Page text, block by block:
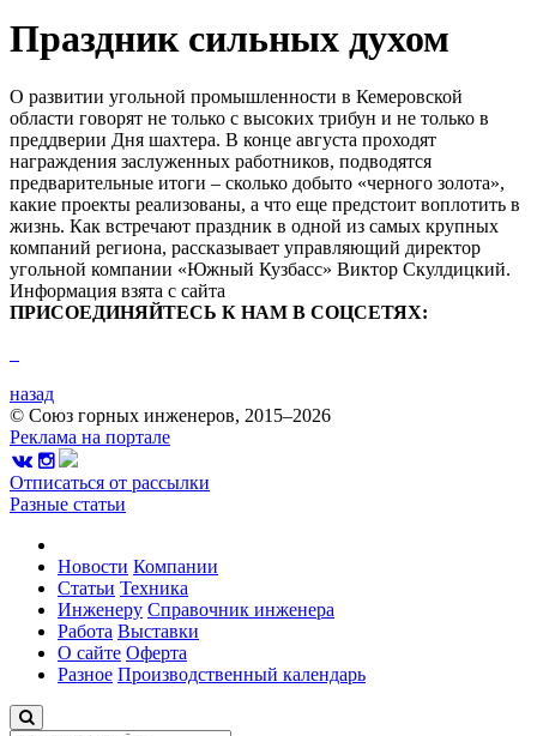
Праздник сильных духом
О развитии угольной промышленности в Кемеровской
области говорят не только с высоких трибун и не только в
преддверии Дня шахтера. В конце августа проходят
награждения заслуженных работников, подводятся
предварительные итоги – сколько добыто «черного золота»,
какие проекты реализованы, а что еще предстоит воплотить в
жизнь. Как встречают праздник в одной из самых крупных
компаний региона, рассказывает управляющий директор
угольной компании «Южный Кузбасс» Виктор Скулдицкий.
Информация взята с сайта
ПРИСОЕДИНЯЙТЕСЬ К НАМ В СОЦСЕТЯХ:
назад
© Союз горных инженеров, 2015–2026
Реклама на портале
Отписаться от рассылки
Разные статьи
Новости Компании
Статьи Техника
Инженеру Справочник инженера
Работа Выставки
О сайте Оферта
Разное Производственный календарь